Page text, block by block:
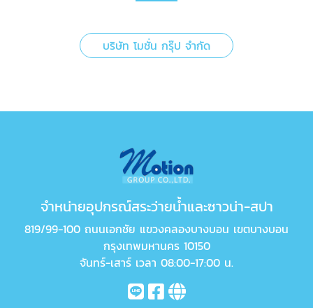
บริษัท โมชั่น กรุ๊ป จำกัด
จำหน่ายอุปกรณ์สระว่ายน้ำและซาวน่า-สปา
819/99-100 ถนนเอกชัย แขวงคลองบางบอน เขตบางบอน
กรุงเทพมหานคร 10150
จันทร์-เสาร์ เวลา 08:00-17:00 น.